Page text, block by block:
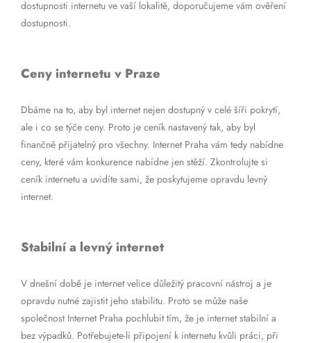
dostupnosti internetu ve vaší lokalitě, doporučujeme vám ověření
dostupnosti.
Ceny internetu v Praze
Dbáme na to, aby byl internet nejen dostupný v celé šíři pokrytí,
ale i co se týče ceny. Proto je ceník nastavený tak, aby byl
finančně přijatelný pro všechny. Internet Praha vám tedy nabídne
ceny, které vám konkurence nabídne jen stěží. Zkontrolujte si
ceník internetu a uvidíte sami, že poskytujeme opravdu levný
internet.
Stabilní a levný internet
V dnešní době je internet velice důležitý pracovní nástroj a je
opravdu nutné zajistit jeho stabilitu. Proto se může naše
společnost Internet Praha pochlubit tím, že je internet stabilní a
bez výpadků. Potřebujete-li připojení k internetu kvůli práci, při